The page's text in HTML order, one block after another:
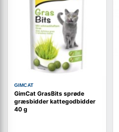
GIMCAT
GimCat GrasBits sprøde
græsbidder kattegodbidder
40 g